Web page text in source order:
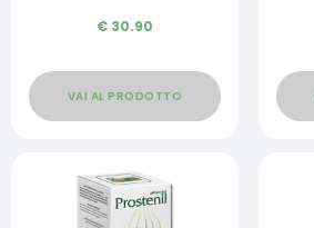
€ 30.90
VAI AL PRODOTTO